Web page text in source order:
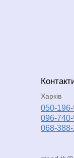
Харків
050-
096-
068-